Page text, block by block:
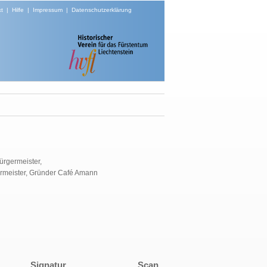
| Hilfe | Impressum| Datenschutzerklärung
Gründer Café Amann
Signatur Scan